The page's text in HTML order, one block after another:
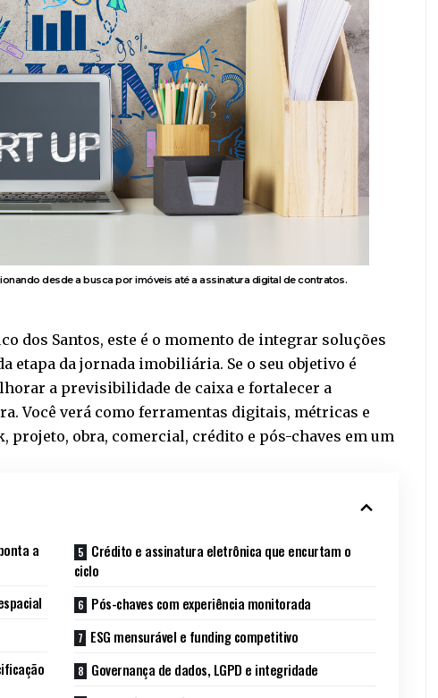
desde a busca por imóveis até a assinatura digital de contratos.
dos Santos, este é o momento de integrar soluções
etapa da jornada imobiliária. Se o seu objetivo é
a previsibilidade de caixa e fortalecer a
Você verá como ferramentas digitais, métricas e
projeto, obra, comercial, crédito e pós-chaves em um
a
Crédito e assinatura eletrônica que encurtam o
ciclo
Pós-chaves com experiência monitorada
ESG mensurável e funding competitivo
Governança de dados, LGPD e integridade